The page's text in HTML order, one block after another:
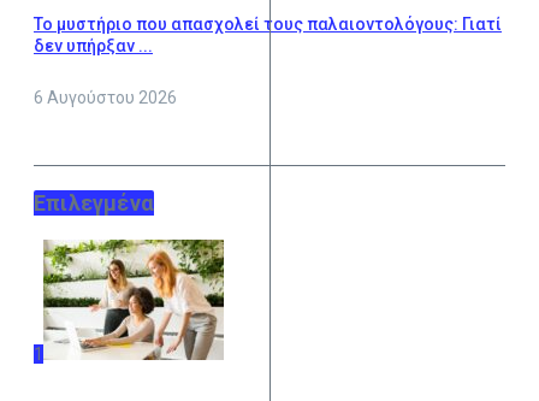
Το μυστήριο που απασχολεί τους παλαιοντολόγους: Γιατί
δεν υπήρξαν ...
6 Αυγούστου 2026
Επιλεγμένα
1